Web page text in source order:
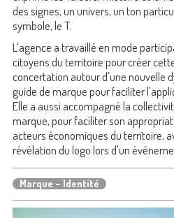
des signes, un univers, un ton
symbole, le T.
L'agence a travaillé en mode
citoyens du territoire pour créer
concertation autour d'une nouvelle
guide de marque pour faciliter
Elle a aussi accompagné la
marque, pour faciliter son
acteurs économiques du territoire,
révélation du logo lors d'un
Marque – Identité